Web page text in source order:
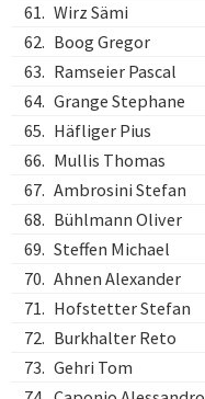
61. Wirz Sämi
62. Boog Gregor
63. Ramseier Pascal
64. Grange Stephane
65. Häfliger Pius
66. Mullis Thomas
67. Ambrosini Stefan
68. Bühlmann Oliver
69. Steffen Michael
70. Ahnen Alexander
71. Hofstetter Stefan
72. Burkhalter Reto
73. Gehri Tom